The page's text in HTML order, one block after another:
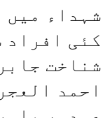
شہداء میں
کئی افراد
شناخت
احمد